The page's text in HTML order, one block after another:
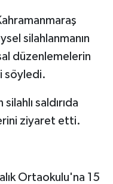
silahlanmanın
düzenlemelerin
söyledi.
saldırıda
ziyaret etti.
Ortaokulu'na 15